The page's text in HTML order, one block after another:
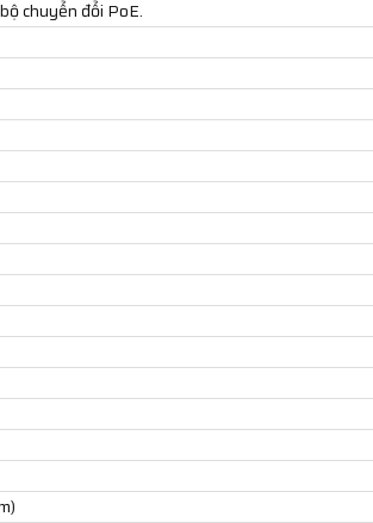
chuyển đổi PoE.